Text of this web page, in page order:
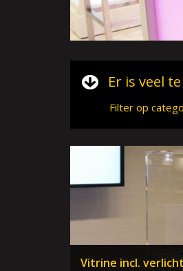
Er is veel
Filter op
Vitrine incl.